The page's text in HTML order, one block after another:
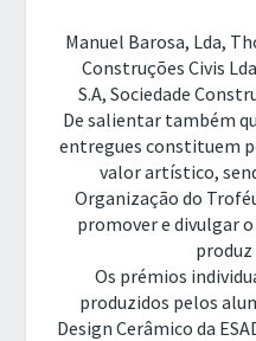
Manuel Barosa, Lda,
Construções Civis
S.A, Sociedade
De salientar também
entregues constituem
valor artístico,
Organização do
promover e divulgar o
produz
Os prémios
produzidos pelos
Design Cerâmico da